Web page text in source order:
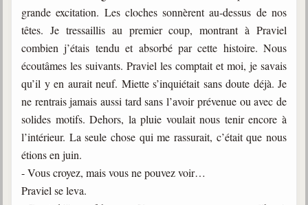
grande excitation. Les cloches sonnèrent au-dessus de nos
têtes. Je tressaillis au premier coup, montrant à Praviel
combien j’étais tendu et absorbé par cette histoire. Nous
écoutâmes les suivants. Praviel les comptait et moi, je savais
qu’il y en aurait neuf. Miette s’inquiétait sans doute déjà. Je
ne rentrais jamais aussi tard sans l’avoir prévenue ou avec de
solides motifs. Dehors, la pluie voulait nous tenir encore à
l’intérieur. La seule chose qui me rassurait, c’était que nous
étions en juin.
- Vous croyez, mais vous ne pouvez voir…
Praviel se leva.